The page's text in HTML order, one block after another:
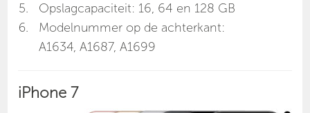
Opslagcapaciteit: 16, 64 en 128 GB
Modelnummer op de achterkant:
A1634, A1687, A1699
iPhone 7